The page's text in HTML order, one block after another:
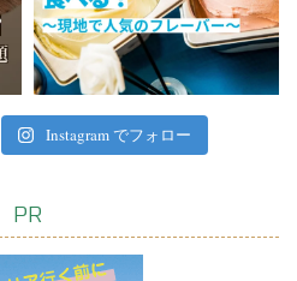
Instagram でフォロー
PR